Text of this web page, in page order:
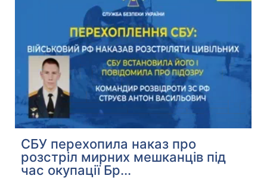
СБУ перехопила наказ про
розстріл мирних мешканців під
час окупації Бр...